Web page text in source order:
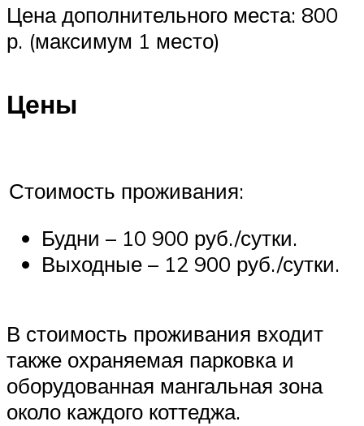
Цена дополнительного места: 800
р. (максимум 1 место)
Цены
Стоимость проживания:
Будни – 10 900 руб./сутки.
Выходные – 12 900 руб./сутки.
В стоимость проживания входит
также охраняемая парковка и
оборудованная мангальная зона
около каждого коттеджа.